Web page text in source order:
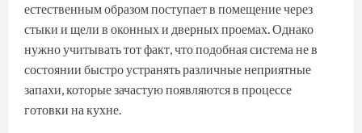
естественным образом поступает в помещение через
стыки и щели в оконных и дверных проемах. Однако
нужно учитывать тот факт, что подобная система не в
состоянии быстро устранять различные неприятные
запахи, которые зачастую появляются в процессе
готовки на кухне.